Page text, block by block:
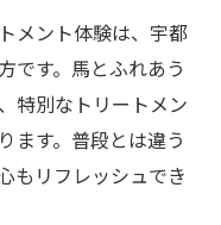
メント体験は、宇都
です。馬とふれあう
特別なトリートメン
ます。普段とは違う
もリフレッシュでき